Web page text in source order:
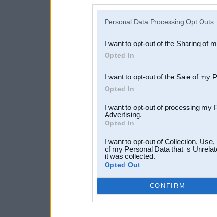
Downstream Participants
third parties.
Personal Data Processing Opt Outs
I want to opt-out of the Sharing of
Opted In
I want to opt-out of the Sale of my
Opted In
I want to opt-out of processing my
Advertising.
Opted In
I want to opt-out of Collection,
of my Personal Data that Is
it was collected.
Opted Out
CONFIRM